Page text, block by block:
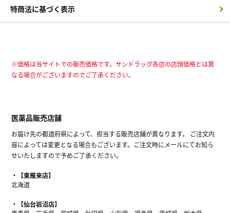
特商法に基づく表示
※価格は当サイトでの販売価格です。サンドラッグ各店の店頭価格とは異
なる場合がございますのでご了承ください。
医薬品販売店舗
お届け先の都道府県によって、担当する販売店舗が異なります。 ご注文内
容によっては変更となる場合もございます。ご注文時にメールにてお知ら
せいたしますので予めご了承ください。
【東雁来店】
北海道
【仙台岩沼店】